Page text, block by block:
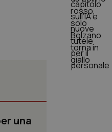
una
di consenso
che il banner